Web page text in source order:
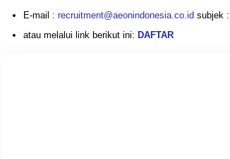
E-mail : recruitment@aeonindonesia.co.id subjek
atau melalui link berikut ini: DAFTAR